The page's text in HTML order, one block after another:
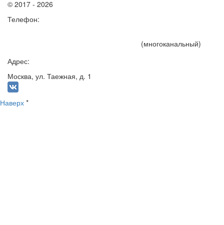
© 2017 - 2026
Телефон:
(многоканальный)
Адрес:
Москва, ул. Таежная, д. 1
Наверх *